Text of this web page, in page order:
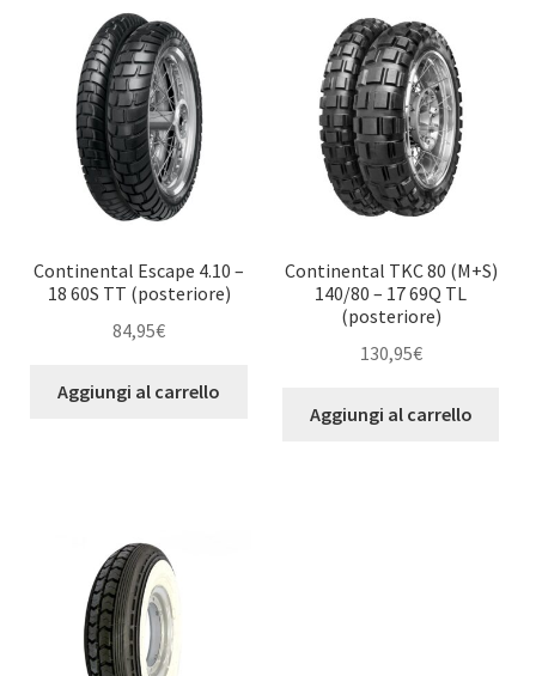
Continental Escape 4.10 –
18 60S TT (posteriore)
84,95€
Aggiungi al carrello
Continental TKC 80 (M+S)
140/80 – 17 69Q TL
(posteriore)
130,95€
Aggiungi al carrello